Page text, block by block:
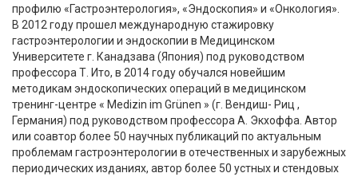
профилю «Гастроэнтерология», «Эндоскопия» и «Онкология».
В 2012 году прошел международную стажировку
гастроэнтерологии и эндоскопии в Медицинском
Университете г. Канадзава (Япония) под руководством
профессора Т. Ито, в 2014 году обучался новейшим
методикам эндоскопических операций в медицинском
тренинг-центре « Medizin im Grünen » (г. Вендиш- Риц ,
Германия) под руководством профессора А. Экхоффа. Автор
или соавтор более 50 научных публикаций по актуальным
проблемам гастроэнтерологии в отечественных и зарубежных
периодических изданиях, автор более 50 устных и стендовых